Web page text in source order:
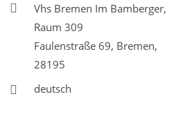
Vhs Bremen Im Bamberger,
Raum 309
Faulenstraße 69, Bremen,
28195
deutsch